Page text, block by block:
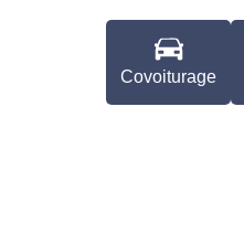
Covoiturage